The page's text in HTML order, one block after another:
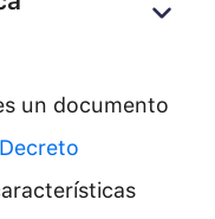
un documento